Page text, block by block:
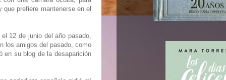
prefiere mantenerse en el
12 de junio del año pasado,
los amigos del pasado, como
en su blog de la desaparición